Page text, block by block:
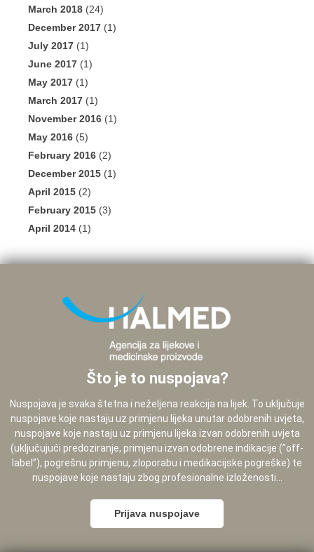
March 2018 (24)
December 2017 (1)
July 2017 (1)
June 2017 (1)
May 2017 (1)
March 2017 (1)
November 2016 (1)
May 2016 (5)
February 2016 (2)
December 2015 (1)
April 2015 (2)
February 2015 (3)
April 2014 (1)
Što je to nuspojava?
Nuspojava je svaka štetna i neželjena reakcija na lijek. To uključuje
nuspojave koje nastaju uz primjenu lijeka unutar odobrenih uvjeta,
nuspojave koje nastaju uz primjenu lijeka izvan odobrenih uvjeta
(uključujući predoziranje, primjenu izvan odobrene indikacije (”off-
label”), pogrešnu primjenu, zloporabu i medikacijske pogreške) te
nuspojave koje nastaju zbog profesionalne izloženosti...
Prijava nuspojave